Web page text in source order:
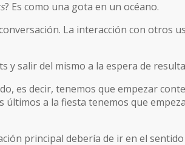
? Es como una gota en un océano.
La interacción con otros
y salir del mismo a la espera de
es decir, tenemos que empezar
a la fiesta tenemos que
principal debería de ir en el